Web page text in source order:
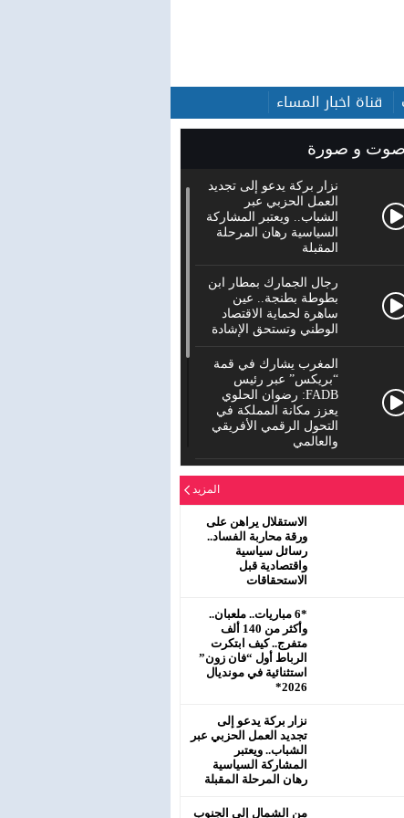
قناة اخبار المساء
صوت و صورة
نزار بركة يدعو إلى تجديد
العمل الحزبي عبر
الشباب.. ويعتبر المشاركة
السياسية رهان المرحلة
المقبلة
رجال الجمارك بمطار ابن
بطوطة بطنجة.. عين
ساهرة لحماية الاقتصاد
الوطني وتستحق الإشادة
المغرب يشارك في قمة
“بريكس” عبر رئيس
FADB: رضوان الحلوي
يعزز مكانة المملكة في
التحول الرقمي الأفريقي
والعالمي
الدورة العادية للمجلس
الإقليمي لحزب الاستقلال
بمفتشية عين الشق
سيدي معروف
رئيس جماعة البروج /
اقليم سطات : لا يحترم
جلالة الملك محمد
المزيد
الاستقلال يراهن على
ورقة محاربة الفساد..
رسائل سياسية
واقتصادية قبل
الاستحقاقات
*6 مباريات.. ملعبان..
وأكثر من 140 ألف
متفرج.. كيف ابتكرت
الرباط أول “فان زون”
استثنائية في مونديال
2026*
نزار بركة يدعو إلى
تجديد العمل الحزبي عبر
الشباب.. ويعتبر
المشاركة السياسية
رهان المرحلة المقبلة
من الشمال إلى الجنوب